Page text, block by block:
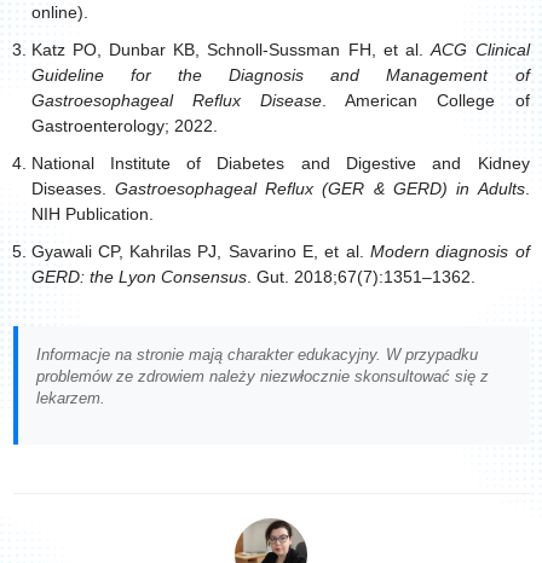
online).
Katz PO, Dunbar KB, Schnoll-Sussman FH, et al.ACG Clinical
Guideline for the Diagnosis and Management of
Gastroesophageal Reflux Disease. American College of
Gastroenterology; 2022.
National Institute of Diabetes and Digestive and Kidney
Diseases. Gastroesophageal Reflux (GER & GERD) in Adults.
NIH Publication.
Gyawali CP, Kahrilas PJ, Savarino E, et al. Modern diagnosis of
GERD: the Lyon Consensus. Gut. 2018;67(7):1351–1362.
Informacje na stronie mają charakter edukacyjny. W przypadku
problemów ze zdrowiem należy niezwłocznie skonsultować się z
lekarzem.